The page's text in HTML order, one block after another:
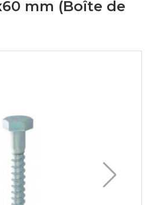
mm (Boîte de